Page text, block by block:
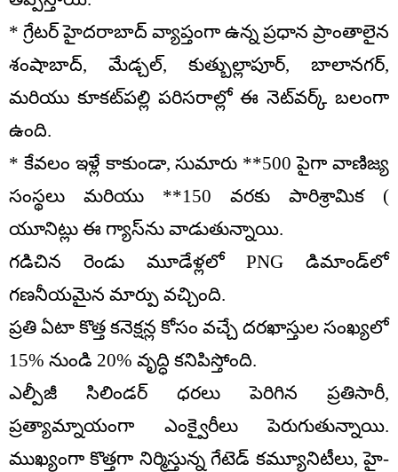
* గ్రేటర్ హైదరాబాద్ వ్యాప్తంగా ఉన్న ప్రధాన ప్రాంతాలైన
శంషాబాద్, మేడ్చల్, కుత్బుల్లాపూర్, బాలానగర్,
మరియు కూకట్‌పల్లి పరిసరాల్లో ఈ నెట్‌వర్క్ బలంగా
ఉంది.
* కేవలం ఇళ్లే కాకుండా, సుమారు **500 పైగా వాణిజ్య
సంస్థలు మరియు **150 వరకు పారిశ్రామిక (
యూనిట్లు ఈ గ్యాస్‌ను వాడుతున్నాయి.
గడిచిన రెండు మూడేళ్లలో PNG డిమాండ్‌లో
గణనీయమైన మార్పు వచ్చింది.
ప్రతి ఏటా కొత్త కనెక్షన్ల కోసం వచ్చే దరఖాస్తుల సంఖ్యలో
15% నుండి 20% వృద్ధి కనిపిస్తోంది.
ఎల్పీజీ సిలిండర్ ధరలు పెరిగిన ప్రతిసారీ,
ప్రత్యామ్నాయంగా ఎంక్వైరీలు పెరుగుతున్నాయి.
ముఖ్యంగా కొత్తగా నిర్మిస్తున్న గేటెడ్ కమ్యూనిటీలు, హై-